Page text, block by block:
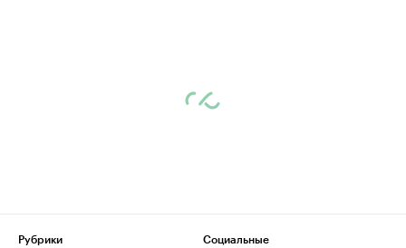
Рубрики
Социальные